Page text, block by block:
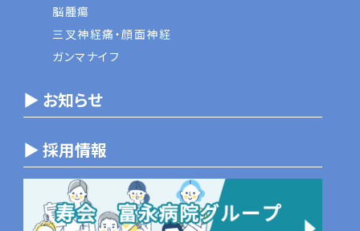
脳腫瘍
三叉神経痛・顔面神経
ガンマナイフ
▶ お知らせ
▶ 採用情報